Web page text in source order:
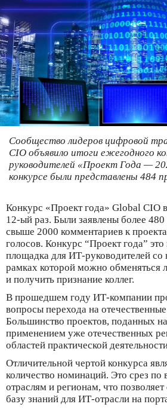
Сообщество лидеров цифровой
CIO объявило итоги ежегодного
руководителей «Проект Года —
конкурсе были представлены 484
Конкурс «Проект года» Global CIO
12-ый раз. Были заявлены более 480
свыше 2000 комментариев к
голосов. Конкурс “Проект года”
площадка для ИТ-руководителей со
рамках которой можно обменяться
и получить признание коллег.
В прошедшем году ИТ-компании
вопросы перехода на
Большинство проектов, поданных
применением уже отечественных
областей практической
Отличительной чертой конкурса
количество номинаций. Это срез по
отраслям и регионам, что
базу знаний для ИТ-отрасли на